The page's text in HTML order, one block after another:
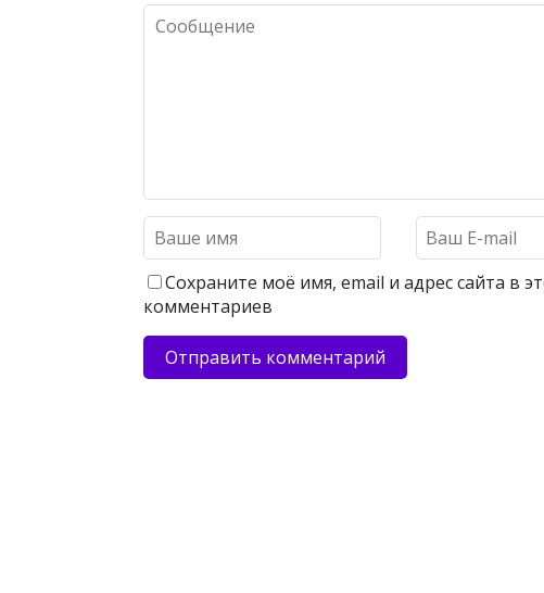
Сохраните моё имя, email и адрес сайта в
комментариев